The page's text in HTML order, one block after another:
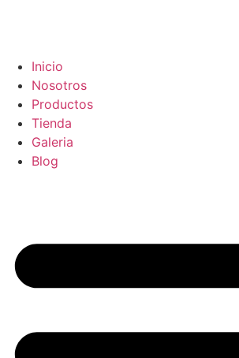
Inicio
Nosotros
Productos
Tienda
Galeria
Blog